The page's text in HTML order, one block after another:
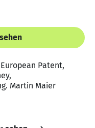
Patent,
Martin Maier